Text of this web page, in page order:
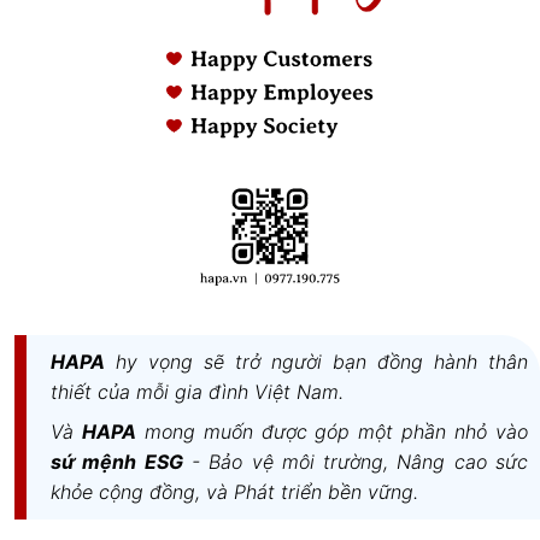
Smart
và bộ điều áp có 3 tốc độ để người dùng chọn bất
kỳ mức áp suất nào phù hợp với nhu cầu nấu vừa
đảm bảo an toàn vừa giúp món ăn nhanh chín, tiết
kiệm thời gian và công sức của người dùng. Bên
cạnh đó,Nồi Áp Suất Eurosun PC1906-Smart
HAPA hy vọng sẽ trở người bạn đồng hành thân
thiết của mỗi gia đình Việt Nam.
Và HAPA mong muốn được góp một phần nhỏ vào
sứ mệnh ESG- Bảo vệ môi trường, Nâng cao sức
khỏe cộng đồng, và Phát triển bền vững.